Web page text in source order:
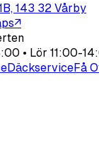
143 32 Vårby
↗
• Lör 11:00-
DäckserviceFå